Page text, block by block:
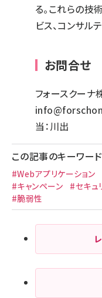
る。これらの技
ビス、コンサル
お問合せ
フォースクー
当：川出
この記事のキーワード
#Webアプリケーション
#キャンペーン
#セキュ
#脆弱性